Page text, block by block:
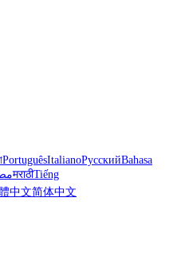
PortuguêsItalianoРусскийBahasa
मराठीTiếng
中文简体中文